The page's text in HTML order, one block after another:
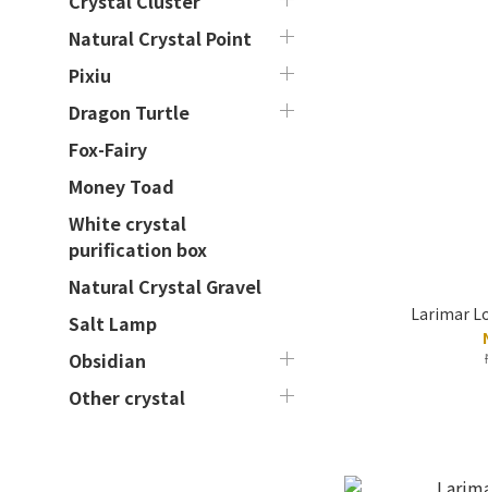
Natural Crystal Point
Pixiu
Dragon Turtle
Fox-Fairy
Money Toad
White crystal
purification box
Natural Crystal Gravel
Salt Lamp
Obsidian
Other crystal
Larimar